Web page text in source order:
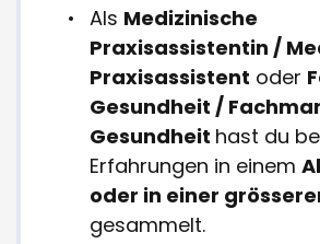
Als Medizinische
Praxisassistentin /
Praxisassistent oder
Gesundheit /
Gesundheit hast du
Erfahrungen in einem
oder in einer
gesammelt.